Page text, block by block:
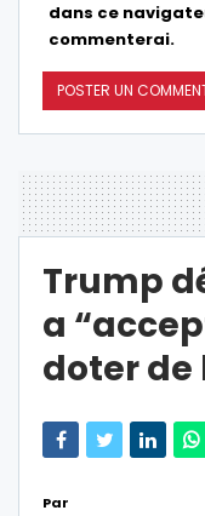
dans ce
commenterai.
Trump
a
doter de
Par